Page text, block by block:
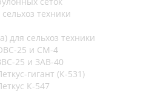
техники
для сельхоз техники
25 и СМ-4
25 и ЗАВ-40
гигант (К-531)
К-547